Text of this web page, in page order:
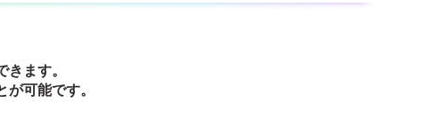
ます。
可能です。